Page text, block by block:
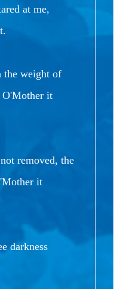
at me,
the weight of
O'Mother it
removed, the
it
darkness